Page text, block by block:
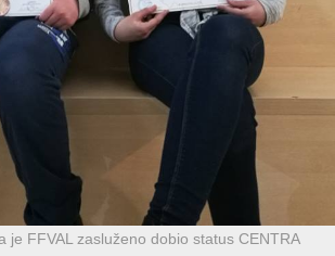
je FFVAL zasluženo dobio status CENTRA